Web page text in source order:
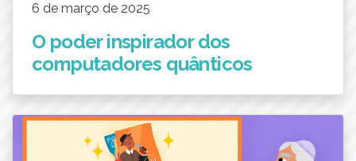
6 de março de 2025
O poder inspirador dos
computadores quânticos